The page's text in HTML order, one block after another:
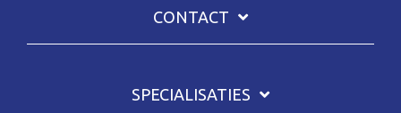
CONTACT
SPECIALISATIES